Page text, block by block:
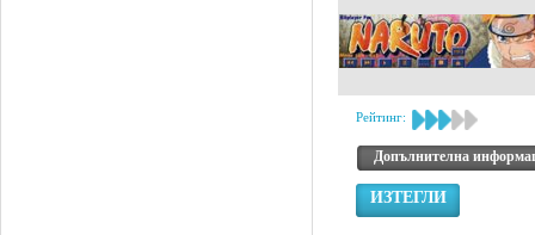
Рейтинг:
Допълнителна
ИЗТЕГЛИ